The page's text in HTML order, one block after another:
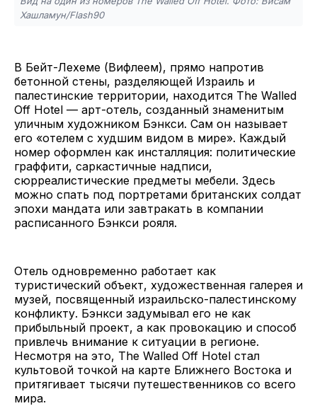
Хашламун/Flash90
В Бейт-Лехеме (Вифлеем), прямо напротив
бетонной стены, разделяющей Израиль и
палестинские территории, находится The Walled
Off Hotel — арт-отель, созданный знаменитым
уличным художником Бэнкси. Сам он называет
его «отелем с худшим видом в мире». Каждый
номер оформлен как инсталляция: политические
граффити, саркастичные надписи,
сюрреалистические предметы мебели. Здесь
можно спать под портретами британских солдат
эпохи мандата или завтракать в компании
расписанного Бэнкси рояля.
Отель одновременно работает как
туристический объект, художественная галерея и
музей, посвященный израильско-палестинскому
конфликту. Бэнкси задумывал его не как
прибыльный проект, а как провокацию и способ
привлечь внимание к ситуации в регионе.
Несмотря на это, The Walled Off Hotel стал
культовой точкой на карте Ближнего Востока и
притягивает тысячи путешественников со всего
мира.